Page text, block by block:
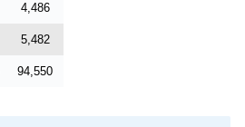
4,486
5,482
94,550